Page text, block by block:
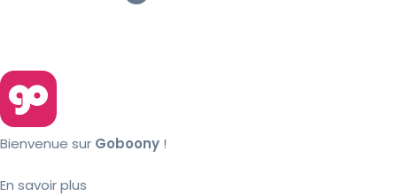
Bienvenue sur Goboony !
En savoir plus